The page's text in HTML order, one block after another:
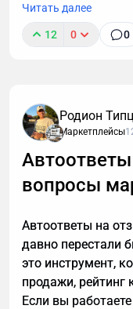
интересны
Если вы
важный разговор,
расскажу, почему
звонки мне.
Читать далее
12 0 0
Родион
Маркетплейсы
вопросы
Автоответы на
давно перестали
это инструмент,
продажи, рейтинг
Если вы